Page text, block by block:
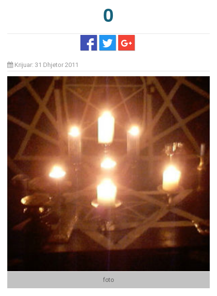
0
Krijuar: 31 Dhjetor 2011
foto